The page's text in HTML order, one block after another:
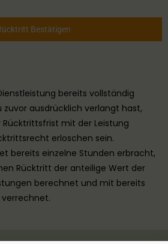
Bestätigen
bereits vollständig
ausdrücklich verlangt hast,
Rücktrittsfrist mit der Leistung
erloschen sein.
bereits einzelne Stunden erbracht,
Rücktritt der anteilige Wert der
berechnet und mit bereits